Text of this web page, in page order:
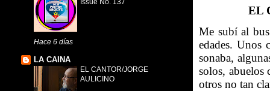
EL
Me subí al
edades. Unos
sonaba,
solos, abuelos
otros no tan
Issue No. 137
Hace 6 días
LA CAINA
EL CANTOR/JORGE
AULICINO